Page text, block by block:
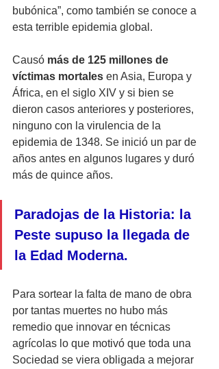
bubónica”, como también se conoce a
esta terrible epidemia global.
Causó más de 125 millones de
víctimas mortales en Asia, Europa y
África, en el siglo XIV y si bien se
dieron casos anteriores y posteriores,
ninguno con la virulencia de la
epidemia de 1348. Se inició un par de
años antes en algunos lugares y duró
más de quince años.
Paradojas de la Historia: la
Peste supuso la llegada de
la Edad Moderna.
Para sortear la falta de mano de obra
por tantas muertes no hubo más
remedio que innovar en técnicas
agrícolas lo que motivó que toda una
Sociedad se viera obligada a mejorar